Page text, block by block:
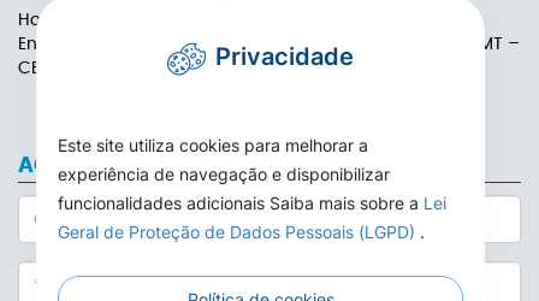
Horário de Funcionamento: das 7h às 13h
Endereço: Rua das Adálias, nº 646, Centro de Carlinda-MT –
CEP: 78587-000
ACESSO AO WEBMAIL
Privacidade
Este site utiliza cookies para melhorar a
experiência de navegação e disponibilizar
funcionalidades adicionais Saiba mais sobre a Lei
Geral de Proteção de Dados Pessoais (LGPD) .